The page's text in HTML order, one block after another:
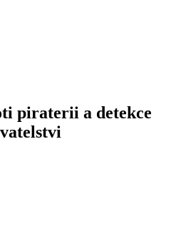
piraterii a detekce